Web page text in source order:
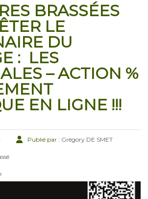
BRASSÉES
LE
DU
: LES
– ACTION %
EN LIGNE !!!
Publié par : Grégory DE SMET